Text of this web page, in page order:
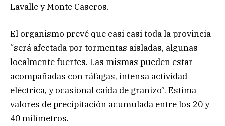
Lavalle y Monte Caseros.
El organismo prevé que casi casi toda la provincia
“será afectada por tormentas aisladas, algunas
localmente fuertes. Las mismas pueden estar
acompañadas con ráfagas, intensa actividad
eléctrica, y ocasional caída de granizo”. Estima
valores de precipitación acumulada entre los 20 y
40 milímetros.